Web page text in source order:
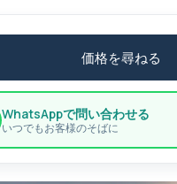
価格を尋ねる
WhatsAppで問い合わせる
いつでもお客様のそばに